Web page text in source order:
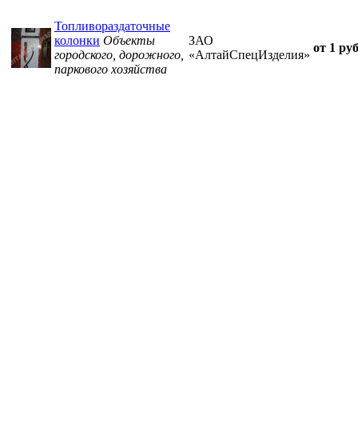
Топливораздаточные
колонки Объекты
городского, дорожного,
паркового хозяйства
ЗАО
«АлтайСпецИзделия»
от 1